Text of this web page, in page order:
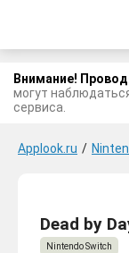
Внимание!
могут
сервиса.
Applook.ru /
Dead by
Nintendo Switch